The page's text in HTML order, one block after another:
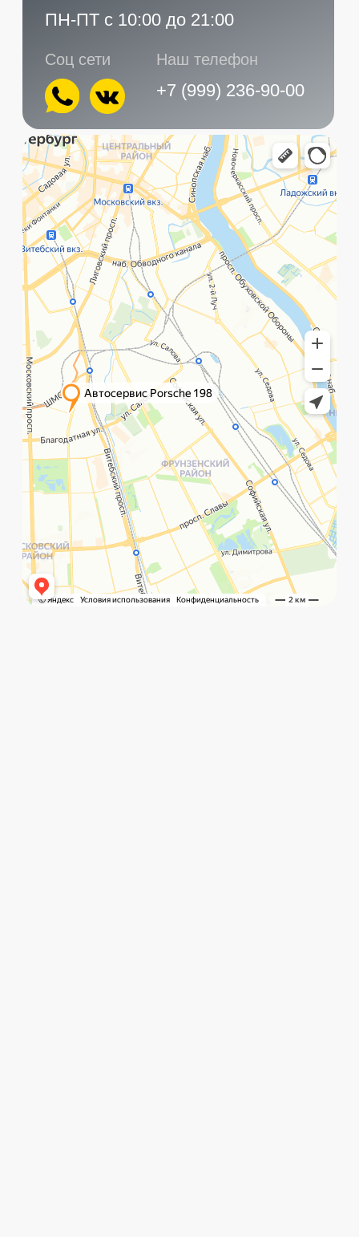
Главная ПозвонитьWhat`s app Контакты Услуги
Главная Услуги Контакты
Политика обработки данных
©️ Porsche 198. Все права защищены 2025
Разработка и маркетинг: Global Code
Санкт-Петербург,
Рощинская улица, 32Е
+7 (999) 236-90-00
ПН-ПТ
с 10:00 до 21:00